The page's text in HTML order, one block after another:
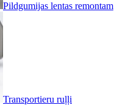
Pildgumijas lentas remontam
Transportieru ruļļi